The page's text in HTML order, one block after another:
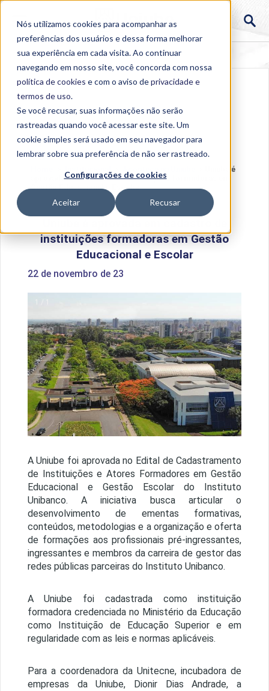
Nós utilizamos cookies para acompanhar as
preferências dos usuários e dessa forma melhorar
sua experiência em cada visita. Ao continuar
navegando em nosso site, você concorda com nossa
política de cookies e com o aviso deprivacidade e
termos de uso.
Se você recusar, suas informações não serão
rastreadas quando você acessar este site. Um
cookie simples será usado em seu navegador para
lembrar sobre sua preferência de não ser rastreado.
Configurações de cookies
Aceitar Recusar
Uniube é
aprovada em cadastro de instituições formadoras em
Gestão Educacional e Escolar
instituições formadoras em Gestão
Educacional e Escolar
22 de novembro de 23
A Uniube foi aprovada no Edital de Cadastramento
de Instituições e Atores Formadores em Gestão
Educacional e Gestão Escolar do Instituto
Unibanco. A iniciativa busca articular o
desenvolvimento de ementas formativas,
conteúdos, metodologias e a organização e oferta
de formações aos profissionais pré-ingressantes,
ingressantes e membros da carreira de gestor das
redes públicas parceiras do Instituto Unibanco.
A Uniube foi cadastrada como instituição
formadora credenciada no Ministério da Educação
como Instituição de Educação Superior e em
regularidade com as leis e normas aplicáveis.
Para a coordenadora da Unitecne, incubadora de
empresas da Uniube, Dionir Dias Andrade, a